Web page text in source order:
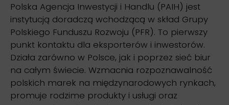
Polska Agencja Inwestycji i Handlu (PAIH) jest
instytucją doradczą wchodzącą w skład Grupy
Polskiego Funduszu Rozwoju (PFR). To pierwszy
punkt kontaktu dla eksporterów i inwestorów.
Działa zarówno w Polsce, jak i poprzez sieć biur
na całym świecie. Wzmacnia rozpoznawalność
polskich marek na międzynarodowych rynkach,
promuje rodzime produkty i usługi oraz